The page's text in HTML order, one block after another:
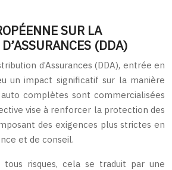
SUR LA
(DDA)
d’Assurances (DDA), entrée en
un impact significatif sur la manière
complètes sont commercialisées
vise à renforcer la protection des
des exigences plus strictes en
et de conseil.
tous risques, cela se traduit par une